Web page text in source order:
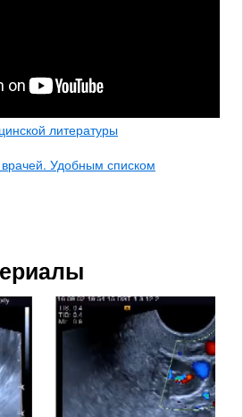
литературы
Удобным списком